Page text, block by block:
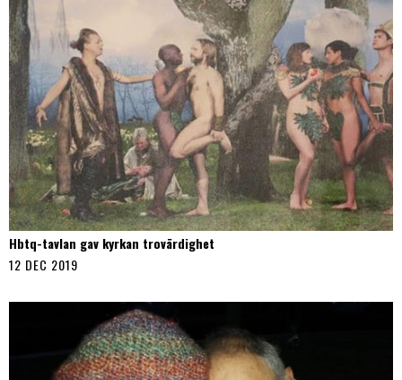
Hbtq-tavlan gav kyrkan trovärdighet
12 DEC 2019